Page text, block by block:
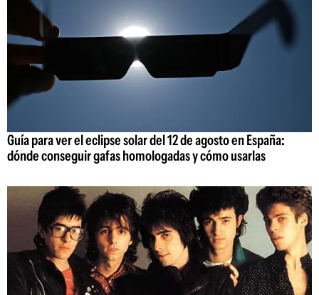
Guía para ver el eclipse solar del 12 de agosto en España:
dónde conseguir gafas homologadas y cómo usarlas